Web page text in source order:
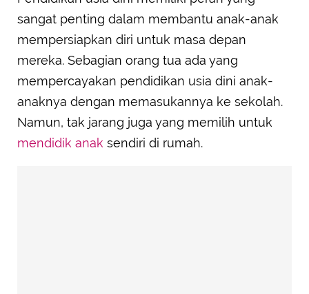
sangat penting dalam membantu anak-anak
mempersiapkan diri untuk masa depan
mereka. Sebagian orang tua ada yang
mempercayakan pendidikan usia dini anak-
anaknya dengan memasukannya ke sekolah.
Namun, tak jarang juga yang memilih untuk
mendidik anak sendiri di rumah.